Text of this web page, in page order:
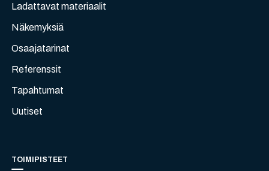
Ladattavat materiaalit
Näkemyksiä
Osaajatarinat
Referenssit
Tapahtumat
Uutiset
TOIMIPISTEET